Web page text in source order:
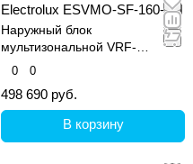
Electrolux ESVMO-SF-160-SH
Наружный блок
мультизональной VRF-
системы, серия Step Free
0 0
498 690 руб.
В корзину